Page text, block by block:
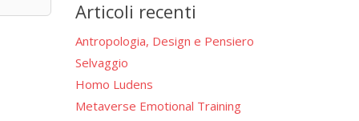
Articoli recenti
Antropologia, Design e Pensiero
Selvaggio
Homo Ludens
Metaverse Emotional Training